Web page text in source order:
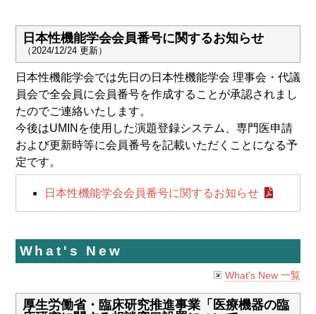
日本性機能学会会員番号に関するお知らせ
（2024/12/24 更新）
日本性機能学会では先日の日本性機能学会 理事会・代議
員会で全会員に会員番号を作成することが承認されまし
たのでご連絡いたします。
今後はUMINを使用した演題登録システム、専門医申請
および更新時等に会員番号を記載いただくことになる予
定です。
日本性機能学会会員番号に関するお知らせ
What's New
What's New 一覧
厚生労働省・臨床研究推進事業「医療機器の臨